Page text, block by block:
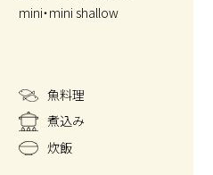
mini・mini shallow
魚料理
煮込み
炊飯